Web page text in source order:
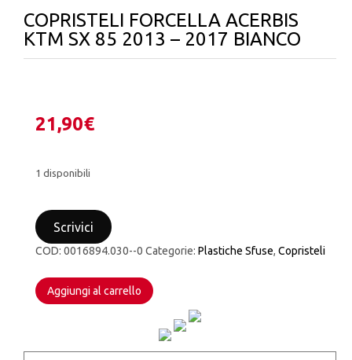
COPRISTELI FORCELLA ACERBIS
KTM SX 85 2013 – 2017 BIANCO
21,90€
1 disponibili
FORCELLA
ACERBIS
KTM
SX
2013
quantità
Scrivici
COD: 0016894.030--0 Categorie: Plastiche Sfuse, Copristeli
Aggiungi al carrello